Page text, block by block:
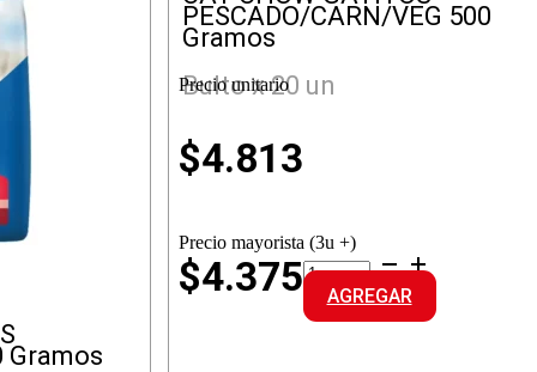
Gramos
PESCADO/CARN/VEG 500
Gramos
Bulto x 20 un
Precio unitario
$4.813
Precio mayorista (3u +)
$4.375CAT
CHOW
GATITOS
PESCADO/CARN/VEG
AGREGAR